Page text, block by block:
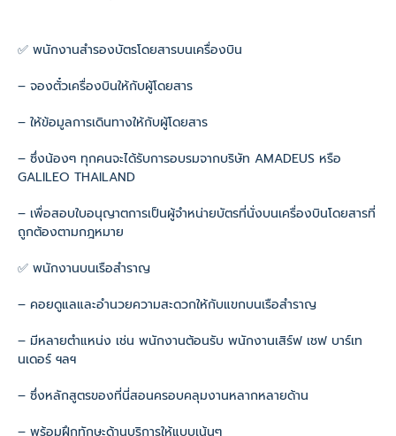
✅ พนักงานสำรองบัตรโดยสารบนเครื่องบิน
– จองตั๋วเครื่องบินให้กับผู้โดยสาร
– ให้ข้อมูลการเดินทางให้กับผู้โดยสาร
– ซึ่งน้องๆ ทุกคนจะได้รับการอบรมจากบริษัท AMADEUS หรือ
GALILEO THAILAND
– เพื่อสอบใบอนุญาตการเป็นผู้จำหน่ายบัตรที่นั่งบนเครื่องบินโดยสารที่
ถูกต้องตามกฎหมาย
✅ พนักงานบนเรือสำราญ
– คอยดูแลและอำนวยความสะดวกให้กับแขกบนเรือสำราญ
– มีหลายตำแหน่ง เช่น พนักงานต้อนรับ พนักงานเสิร์ฟ เชฟ บาร์เท
นเดอร์ ฯลฯ
– ซึ่งหลักสูตรของที่นี่สอนครอบคลุมงานหลากหลายด้าน
– พร้อมฝึกทักษะด้านบริการให้แบบเน้นๆ